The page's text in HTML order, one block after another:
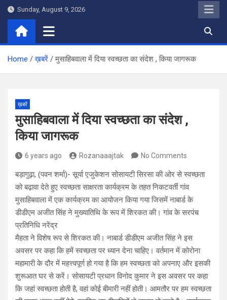
Skip
content
Sunday, August 9, 2026
Home ख़बरें मुसाहिबवाला में दिया स्वच्छता का संदेश , किया जागरूक
ख़बरें
मुसाहिबवाला में दिया स्वच्छता का संदेश ,
किया जागरूक
6 years ago Rozanaaajtak No Comments
बड़ागुढ़ा, (पवन शर्मा)- सूर्या एजुकेशन सोसायटी सिरसा की ओर से स्वच्छता
को बढ़ावा देते हुए स्वच्छता साक्षरता कार्यक्रम के तहत निकटवर्ती गांव
मुसाहिबवाला में एक कार्यक्रम का आयोजन किया गया जिसमें नाबार्ड के
डीडीएम अजीत सिंह ने मुख्यातिथि के रूप में शिरकत की। गांव के सरपंच
प्रतिनिधि नरेंद्र
मैहता ने विशेष रूप से शिरकत की। नाबार्ड डीडीएम अजीत सिंह ने इस
अवसर पर कहा कि हमें स्वच्छता पर ध्यान देना चाहिए। वर्तमान में कोरोना
महामारी के दौर में महत्त्वपूर्ण हो गया है कि हम स्वच्छता को अपनाए और इसकी
शुरूआत घर से करें। सोसायटी प्रधान विनोद कुमार ने इस अवसर पर कहा
कि जहां स्वच्छता होती है, वहां कोई बीमारी नहीं होती। आमतौर पर हम स्वच्छता